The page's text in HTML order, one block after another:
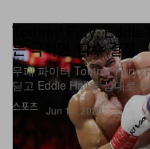
스포츠
Tommy Fury, Eddie
든 극적인 ‘다수 결정’
무패 파이터 Tommy Fury
딛고 Eddie Hall을 상대로
Jun 14, 2026